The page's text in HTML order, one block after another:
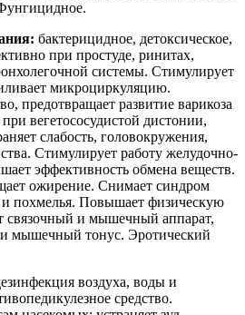
бактерицидное, детоксическое,
при простуде, ринитах,
системы. Стимулирует
микроциркуляцию.
предотвращает развитие варикоза
вегетососудистой дистонии,
слабость, головокружения,
Стимулирует работу желудочно-
эффективность обмена веществ.
ожирение. Снимает синдром
и похмелья. Повышает физическую
связочный и мышечный аппарат,
и мышечный тонус. Эротический
воздуха, воды и
средство.